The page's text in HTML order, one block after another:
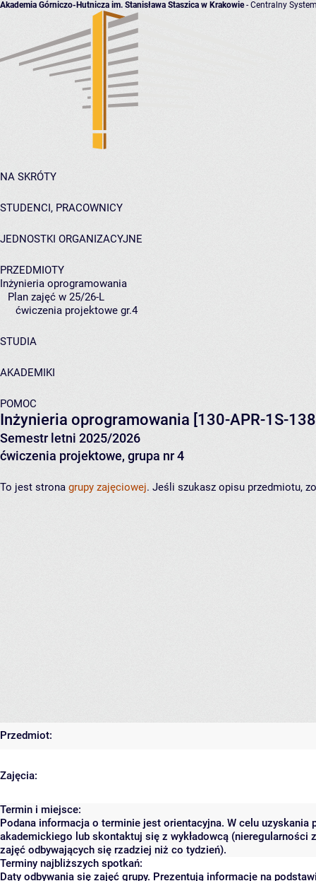
Akademia Górniczo-Hutnicza im. Stanisława Staszica w Krakowie- Centralny
NA SKRÓTY
STUDENCI, PRACOWNICY
JEDNOSTKI ORGANIZACYJNE
PRZEDMIOTY
Inżynieria oprogramowania
Plan zajęć w 25/26-L
ćwiczenia projektowe gr.4
STUDIA
AKADEMIKI
POMOC
Inżynieria oprogramowania [130-APR-1S-
Semestr letni 2025/2026
ćwiczenia projektowe, grupa nr 4
To jest strona grupy zajęciowej. Jeśli szukasz opisu przedmiotu,
Przedmiot:
Zajęcia:
Termin i miejsce:
Podana informacja o terminie jest orientacyjna. W celu
akademickiego lub skontaktuj się z wykładowcą (nieregularności
zajęć odbywających się rzadziej niż co tydzień).
Terminy najbliższych spotkań:
Daty odbywania się zajęć grupy. Prezentują informacje na